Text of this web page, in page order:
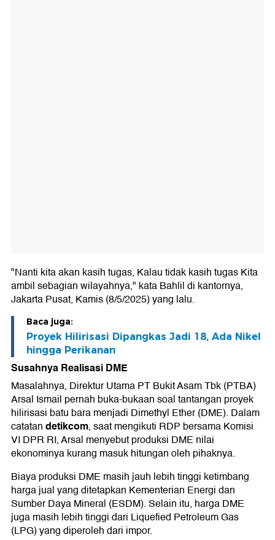
"Nanti kita akan kasih tugas, Kalau tidak kasih tugas Kita
ambil sebagian wilayahnya," kata Bahlil di kantornya,
Jakarta Pusat, Kamis (8/5/2025) yang lalu.
Baca juga:
Proyek Hilirisasi Dipangkas Jadi 18, Ada Nikel
hingga Perikanan
Susahnya Realisasi DME
Masalahnya, Direktur Utama PT Bukit Asam Tbk (PTBA)
Arsal Ismail pernah buka-bukaan soal tantangan proyek
hilirisasi batu bara menjadi Dimethyl Ether (DME). Dalam
catatandetikcom, saat mengikuti RDP bersama Komisi
VI DPR RI, Arsal menyebut produksi DME nilai
ekonominya kurang masuk hitungan oleh pihaknya.
Biaya produksi DME masih jauh lebih tinggi ketimbang
harga jual yang ditetapkan Kementerian Energi dan
Sumber Daya Mineral (ESDM). Selain itu, harga DME
juga masih lebih tinggi dari Liquefied Petroleum Gas
(LPG) yang diperoleh dari impor.